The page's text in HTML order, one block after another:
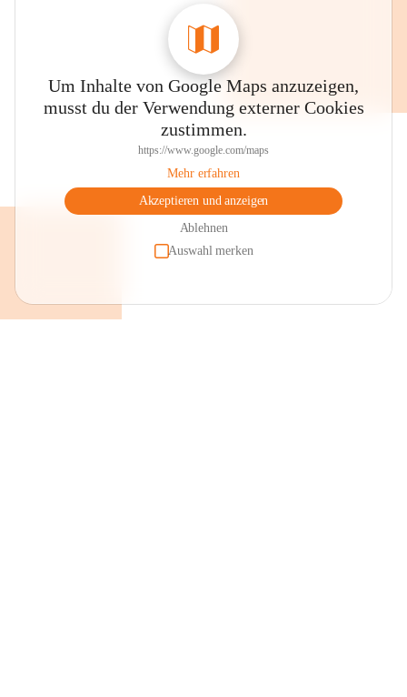
Um Inhalte von Google Maps anzuzeigen,
musst du der Verwendung externer Cookies
zustimmen.
https://www.google.com/maps
Mehr erfahren
Akzeptieren und anzeigen
Ablehnen
Auswahl merken